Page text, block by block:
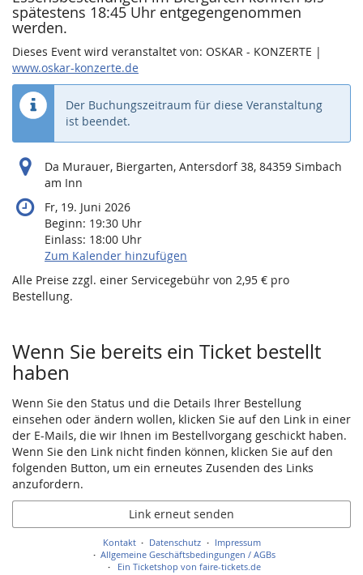
spätestens 18:45 Uhr entgegengenommen
werden.
Dieses Event wird veranstaltet von: OSKAR - KONZERTE |
www.oskar-konzerte.de
Der Buchungszeitraum für diese Veranstaltung
ist beendet.
Da Murauer, Biergarten, Antersdorf 38, 84359 Simbach
am Inn
Fr, 19. Juni 2026
Beginn: 19:30 Uhr
Einlass: 18:00 Uhr
Zum Kalender hinzufügen
Alle Preise zzgl. einer Servicegebühr von 2,95 € pro
Bestellung.
Wenn Sie bereits ein Ticket bestellt
haben
Wenn Sie den Status und die Details Ihrer Bestellung
einsehen oder ändern wollen, klicken Sie auf den Link in einer
der E-Mails, die wir Ihnen im Bestellvorgang geschickt haben.
Wenn Sie den Link nicht finden können, klicken Sie auf den
folgenden Button, um ein erneutes Zusenden des Links
anzufordern.
Link erneut senden
Kontakt Datenschutz
Impressum
Allgemeine Geschäftsbedingungen / AGBs
Ein Ticketshop von faire-tickets.de